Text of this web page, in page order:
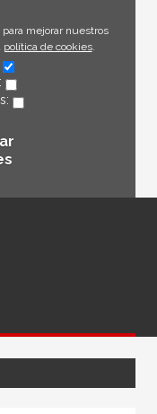
mejorar nuestros
política de cookies.